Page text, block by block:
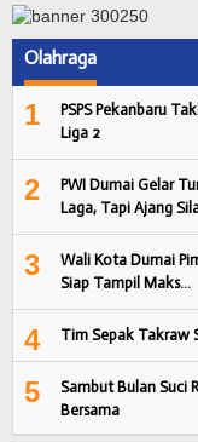
Olahraga
1
PSPS Pekanbaru
Liga 2
2
PWI Dumai Gelar
Laga, Tapi Ajang
3
Wali Kota Dumai
Siap Tampil Maks…
4 Tim Sepak Takraw
5
Sambut Bulan Suci
Bersama